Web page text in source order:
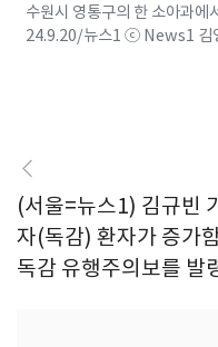
수원시 영통구의 한 소아과에
24.9.20/뉴스1 ⓒ News1 김
(서울=뉴스1) 김규빈
자(독감) 환자가 증가
독감 유행주의보를 발